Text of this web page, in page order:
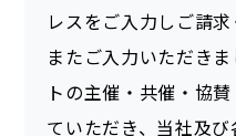
レスをご入力しご請求
またご入力いただき
トの主催・共催・協
ていただき、当社及び